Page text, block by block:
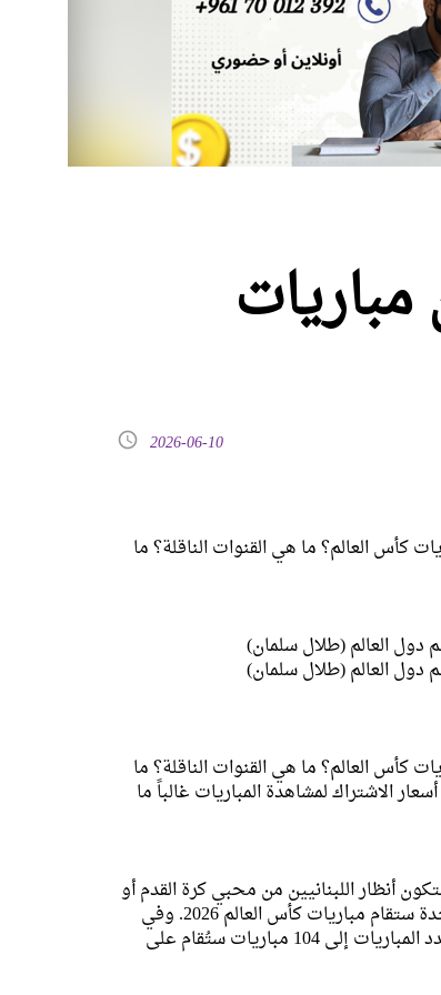
2026-06-10
كأس العالم؟ ما هي القنوات الناقلة؟ ما
دول العالم (طلال سلمان)
دول العالم (طلال سلمان)
كأس العالم؟ ما هي القنوات الناقلة؟ ما
الاشتراك لمشاهدة المباريات غالباً ما
أنظار اللبنانيين من محبي كرة القدم أو
المتابعين لها متجهة نحو قارة أميركا. في المكسيك وكندا والولايات المتحدة ستقام مباريات كأس العالم 2026. وفي
ظل زيادة عدد المنتخبات المشاركة إلى 48 منتخباً للمرة الأولى سيرتفع عدد المباريات إلى 104 مباريات ستُقام على